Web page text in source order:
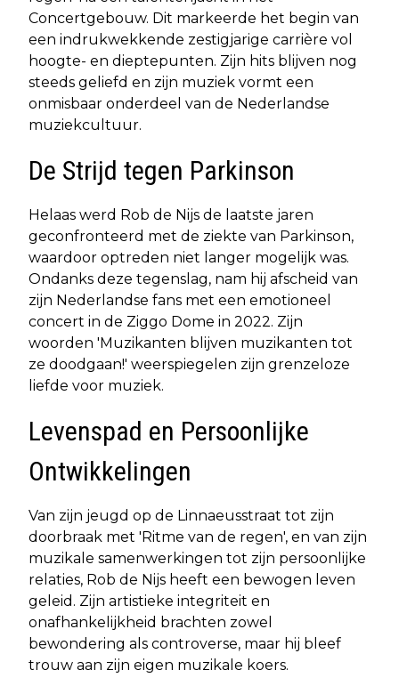
Concertgebouw. Dit markeerde het begin van
een indrukwekkende zestigjarige carrière vol
hoogte- en dieptepunten. Zijn hits blijven nog
steeds geliefd en zijn muziek vormt een
onmisbaar onderdeel van de Nederlandse
muziekcultuur.
De Strijd tegen Parkinson
Helaas werd Rob de Nijs de laatste jaren
geconfronteerd met de ziekte van Parkinson,
waardoor optreden niet langer mogelijk was.
Ondanks deze tegenslag, nam hij afscheid van
zijn Nederlandse fans met een emotioneel
concert in de Ziggo Dome in 2022. Zijn
woorden 'Muzikanten blijven muzikanten tot
ze doodgaan!' weerspiegelen zijn grenzeloze
liefde voor muziek.
Levenspad en Persoonlijke
Ontwikkelingen
Van zijn jeugd op de Linnaeusstraat tot zijn
doorbraak met 'Ritme van de regen', en van zijn
muzikale samenwerkingen tot zijn persoonlijke
relaties, Rob de Nijs heeft een bewogen leven
geleid. Zijn artistieke integriteit en
onafhankelijkheid brachten zowel
bewondering als controverse, maar hij bleef
trouw aan zijn eigen muzikale koers.